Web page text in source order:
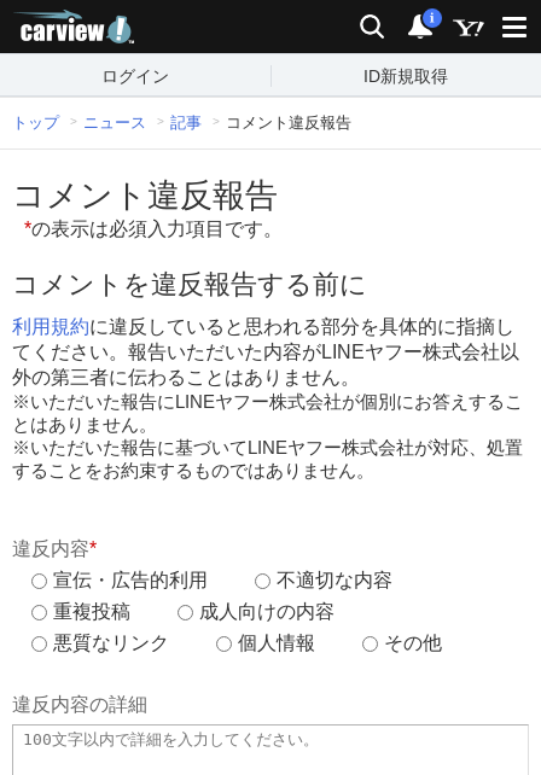
検索 通知
i
ログイン ID新規取得
トップ ニュース 記事 コメント違反報告
コメント違反報告
*の表示は必須入力項目です。
コメントを違反報告する前に
利用規約に違反していると思われる部分を具体的に指摘し
てください。報告いただいた内容がLINEヤフー株式会社以
外の第三者に伝わることはありません。
※いただいた報告にLINEヤフー株式会社が個別にお答えするこ
とはありません。
※いただいた報告に基づいてLINEヤフー株式会社が対応、処置
することをお約束するものではありません。
違反内容*
宣伝・広告的利用
不適切な内容
重複投稿
成人向けの内容
悪質なリンク
個人情報 その他
違反内容の詳細